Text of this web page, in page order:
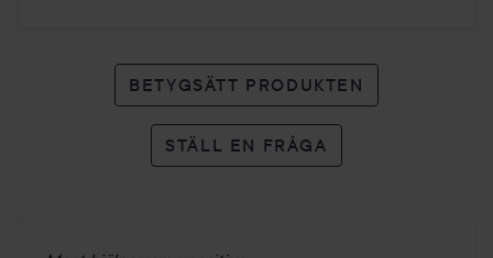
BETYGSÄTT PRODUKTEN
STÄLL EN FRÅGA